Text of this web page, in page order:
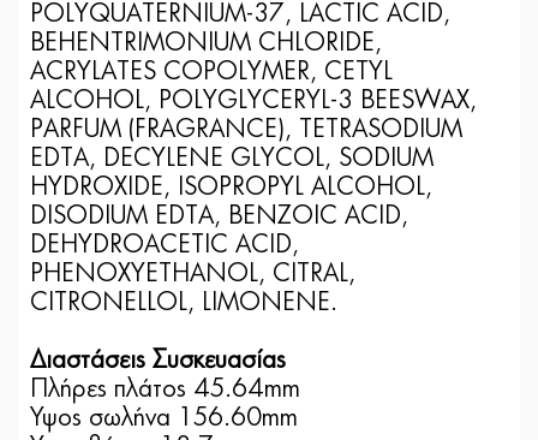
POLYQUATERNIUM-37, LACTIC ACID,
BEHENTRIMONIUM CHLORIDE,
ACRYLATES COPOLYMER, CETYL
ALCOHOL, POLYGLYCERYL-3 BEESWAX,
PARFUM (FRAGRANCE), TETRASODIUM
EDTA, DECYLENE GLYCOL, SODIUM
HYDROXIDE, ISOPROPYL ALCOHOL,
DISODIUM EDTA, BENZOIC ACID,
DEHYDROACETIC ACID,
PHENOXYETHANOL, CITRAL,
CITRONELLOL, LIMONENE.
Διαστάσεις Συσκευασίας
Πλήρες πλάτος 45.64mm
Ύψος σωλήνα 156.60mm